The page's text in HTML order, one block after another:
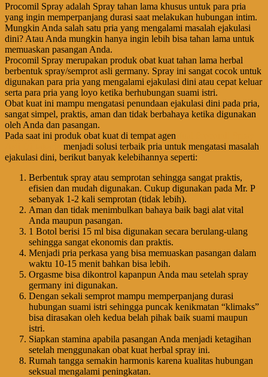
Procomil Spray adalah Spray tahan lama khusus untuk para pria
yang ingin memperpanjang durasi saat melakukan hubungan intim.
Mungkin Anda salah satu pria yang mengalami masalah ejakulasi
dini? Atau Anda mungkin hanya ingin lebih bisa tahan lama untuk
memuaskan pasangan Anda.
Procomil Spray merupakan produk obat kuat tahan lama herbal
berbentuk spray/semprot asli germany. Spray ini sangat cocok untuk
digunakan para pria yang mengalami ejakulasi dini atau cepat keluar
serta para pria yang loyo ketika berhubungan suami istri.
Obat kuat ini mampu mengatasi penundaan ejakulasi dini pada pria,
sangat simpel, praktis, aman dan tidak berbahaya ketika digunakan
oleh Anda dan pasangan.
Pada saat ini produk obat kuat di tempat agen
menjadi solusi terbaik pria untuk mengatasi masalah
ejakulasi dini, berikut banyak kelebihannya seperti:
Berbentuk spray atau semprotan sehingga sangat praktis,
efisien dan mudah digunakan. Cukup digunakan pada Mr. P
sebanyak 1-2 kali semprotan (tidak lebih).
Aman dan tidak menimbulkan bahaya baik bagi alat vital
Anda maupun pasangan.
1 Botol berisi 15 ml bisa digunakan secara berulang-ulang
sehingga sangat ekonomis dan praktis.
Menjadi pria perkasa yang bisa memuaskan pasangan dalam
waktu 10-15 menit bahkan bisa lebih.
Orgasme bisa dikontrol kapanpun Anda mau setelah spray
germany ini digunakan.
Dengan sekali semprot mampu memperpanjang durasi
hubungan suami istri sehingga puncak kenikmatan “klimaks”
bisa dirasakan oleh kedua belah pihak baik suami maupun
istri.
Siapkan stamina apabila pasangan Anda menjadi ketagihan
setelah menggunakan obat kuat herbal spray ini.
Rumah tangga semakin harmonis karena kualitas hubungan
seksual mengalami peningkatan.